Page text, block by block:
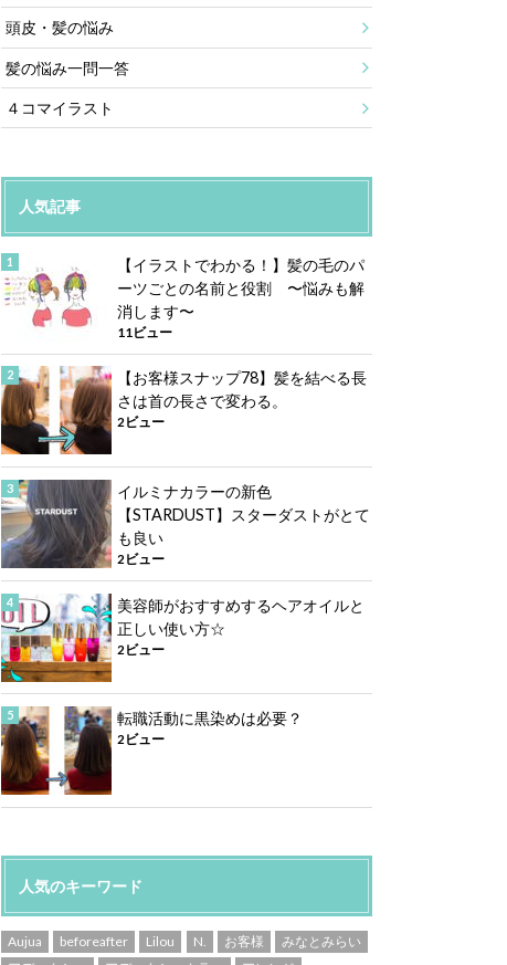
頭皮・髪の悩み
髪の悩み一問一答
４コマイラスト
人気記事
【イラストでわかる！】髪の毛のパ
ーツごとの名前と役割 〜悩みも解
消します〜
11ビュー
【お客様スナップ78】髪を結べる長
さは首の長さで変わる。
2ビュー
イルミナカラーの新色
【STARDUST】スターダストがとて
も良い
2ビュー
美容師がおすすめするヘアオイルと
正しい使い方☆
2ビュー
転職活動に黒染めは必要？
2ビュー
人気のキーワード
Aujua beforeafter Lilou N. お客様
みなとみらい